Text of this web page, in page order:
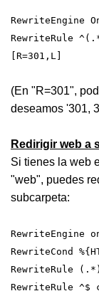
RewriteEngine
RewriteRule
[R=301,L]
(En "R=301",
deseamos '301,
Redirigir web a
Si tienes la web
"web", puedes
subcarpeta:
RewriteEngine
RewriteCond
RewriteRule
RewriteRule ^$